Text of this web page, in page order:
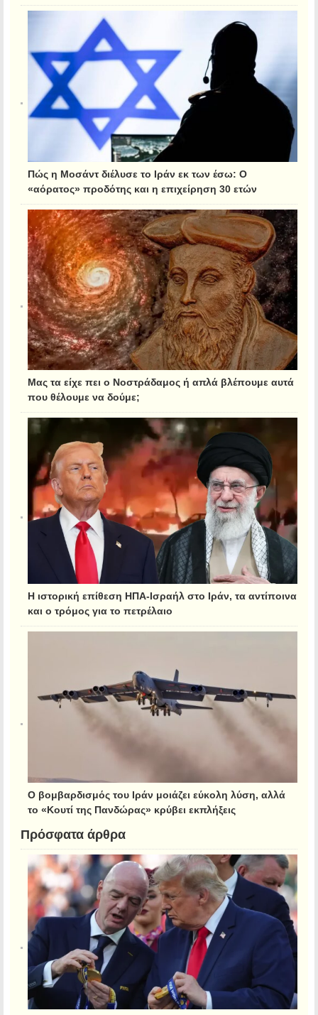
Πώς η Μοσάντ διέλυσε το Ιράν εκ των έσω: Ο
«αόρατος» προδότης και η επιχείρηση 30 ετών
Μας τα είχε πει ο Νοστράδαμος ή απλά βλέπουμε αυτά
που θέλουμε να δούμε;
Η ιστορική επίθεση ΗΠΑ-Ισραήλ στο Ιράν, τα αντίποινα
και ο τρόμος για το πετρέλαιο
Ο βομβαρδισμός του Ιράν μοιάζει εύκολη λύση, αλλά
το «Κουτί της Πανδώρας» κρύβει εκπλήξεις
Πρόσφατα άρθρα